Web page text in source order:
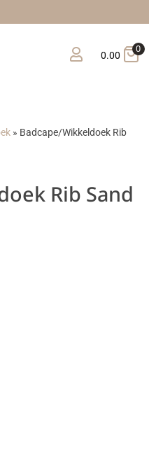
0.00
0
» Badcape/Wikkeldoek Rib
Rib Sand